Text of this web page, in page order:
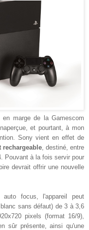
marge de la Gamescom
et pourtant, à mon
Sony vient en effet de
, destiné, entre
Pouvant à la fois servir pour
devrait offrir une nouvelle
auto focus, l'appareil peut
sans défaut) de 3 à 3,6
pixels (format 16/9),
sûr présente, ainsi qu'une